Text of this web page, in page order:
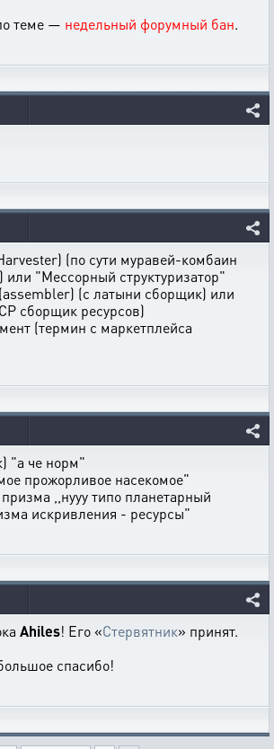
теме — недельный форумный бан.
(по сути муравей-комбаин
"Мессорный структуризатор"
(с латыни сборщик) или
сборщик ресурсов)
(термин с маркетплейса
"а че норм"
прожорливое насекомое"
,,нууу типо планетарный
искривления - ресурсы"
Ahiles! Его «Стервятник» принят.
спасибо!